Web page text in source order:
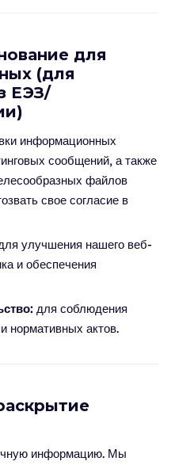
для
(для
ЕЭЗ/
информационных
сообщений, а также
файлов
свое согласие в
улучшения нашего веб-
и обеспечения
для соблюдения
нормативных актов.
информацию. Мы